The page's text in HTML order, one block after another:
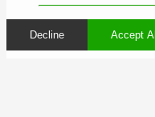
Decline Accept All